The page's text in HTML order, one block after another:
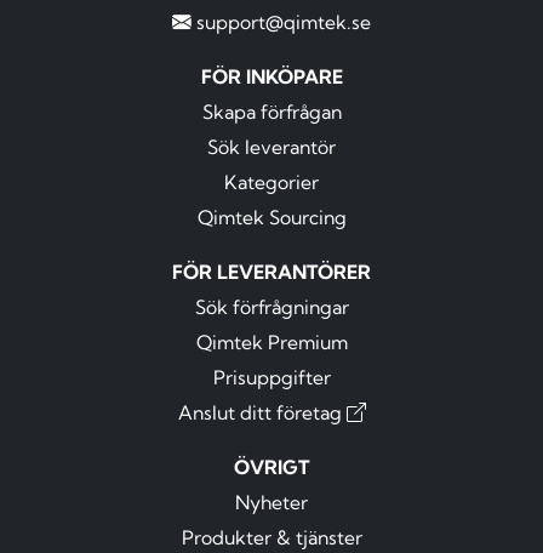
support@qimtek.se
FÖR INKÖPARE
Skapa förfrågan
Sök leverantör
Kategorier
Qimtek Sourcing
FÖR LEVERANTÖRER
Sök förfrågningar
Qimtek Premium
Prisuppgifter
Anslut ditt företag
ÖVRIGT
Nyheter
Produkter & tjänster